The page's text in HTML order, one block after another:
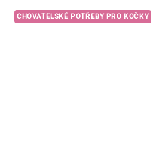
CHOVATELSKÉ POTŘEBY PRO KOČKY